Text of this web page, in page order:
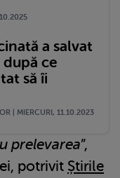
a salvat
ce
să îi
| MIERCURI, 11.10.2023
prelevarea”,
potrivit Știrile